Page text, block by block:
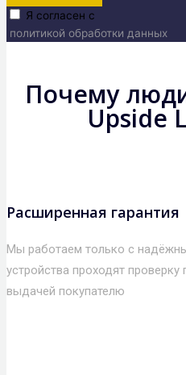
Я согласен с
политикой обработки данных
Почему
Upside
Расширенная гарантия
Мы работаем только с
устройства проходят проверку
выдачей покупателю